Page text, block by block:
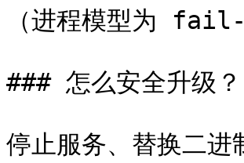
（进程模型为
### 怎么安全升级？
停止服务、替换二